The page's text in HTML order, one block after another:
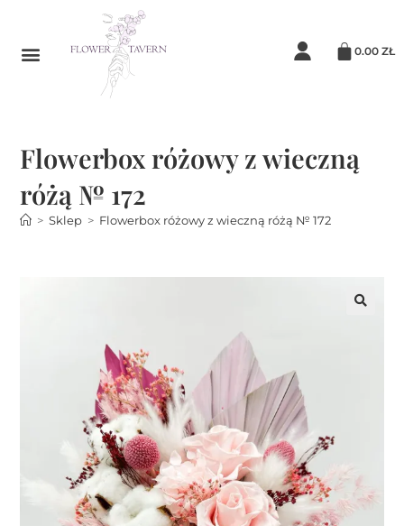
0.00 ZŁ
Flowerbox różowy z wieczną
różą № 172
> Sklep > Flowerbox różowy z wieczną różą № 172